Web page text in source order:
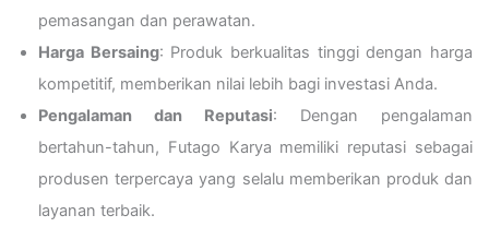
pemasangan dan perawatan.
Harga Bersaing: Produk berkualitas tinggi dengan harga
kompetitif, memberikan nilai lebih bagi investasi Anda.
Pengalaman dan Reputasi: Dengan pengalaman
bertahun-tahun, Futago Karya memiliki reputasi sebagai
produsen terpercaya yang selalu memberikan produk dan
layanan terbaik.